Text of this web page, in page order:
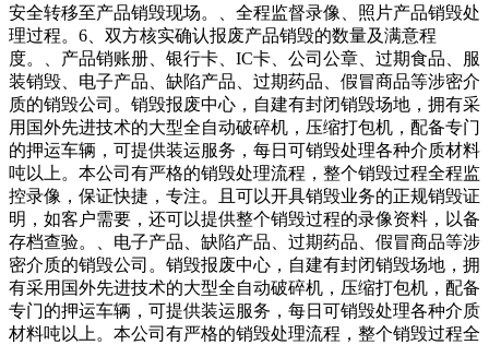
安全转移至产品销毁现场。、全程监督录像、照片产品销毁处
理过程。6、双方核实确认报废产品销毁的数量及满意程
度。、产品销账册、银行卡、IC卡、公司公章、过期食品、服
装销毁、电子产品、缺陷产品、过期药品、假冒商品等涉密介
质的销毁公司。销毁报废中心，自建有封闭销毁场地，拥有采
用国外先进技术的大型全自动破碎机，压缩打包机，配备专门
的押运车辆，可提供装运服务，每日可销毁处理各种介质材料
吨以上。本公司有严格的销毁处理流程，整个销毁过程全程监
控录像，保证快捷，专注。且可以开具销毁业务的正规销毁证
明，如客户需要，还可以提供整个销毁过程的录像资料，以备
存档查验。、电子产品、缺陷产品、过期药品、假冒商品等涉
密介质的销毁公司。销毁报废中心，自建有封闭销毁场地，拥
有采用国外先进技术的大型全自动破碎机，压缩打包机，配备
专门的押运车辆，可提供装运服务，每日可销毁处理各种介质
材料吨以上。本公司有严格的销毁处理流程，整个销毁过程全